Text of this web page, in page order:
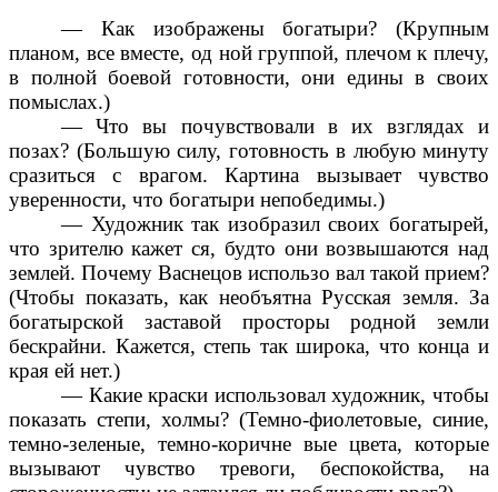
— Как изображены богатыри? (Крупным
планом, все вместе, од ной группой, плечом к плечу,
в полной боевой готовности, они едины в своих
помыслах.)
— Что вы почувствовали в их взглядах и
позах? (Большую силу, готовность в любую минуту
сразиться с врагом. Картина вызывает чувство
уверенности, что богатыри непобедимы.)
— Художник так изобразил своих богатырей,
что зрителю кажет ся, будто они возвышаются над
землей. Почему Васнецов использо вал такой прием?
(Чтобы показать, как необъятна Русская земля. За
богатырской заставой просторы родной земли
бескрайни. Кажется, степь так широка, что конца и
края ей нет.)
— Какие краски использовал художник, чтобы
показать степи, холмы? (Темно-фиолетовые, синие,
темно-зеленые, темно-коричне вые цвета, которые
вызывают чувство тревоги, беспокойства, на